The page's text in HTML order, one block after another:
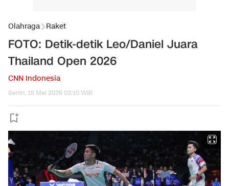
Olahraga Raket
FOTO: Detik-detik Leo/Daniel Juara
Thailand Open 2026
CNN Indonesia
Senin, 18 Mei 2026 02:10 WIB